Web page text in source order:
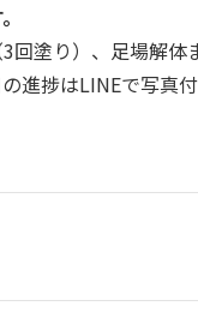
塗り）、足場解
進捗はLINEで写真